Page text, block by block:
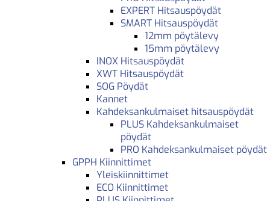
EXPERT Hitsauspöydät
SMART Hitsauspöydät
12mm pöytälevy
15mm pöytälevy
INOX Hitsauspöydät
XWT Hitsauspöydät
SOG Pöydät
Kannet
Kahdeksankulmaiset hitsauspöydät
PLUS Kahdeksankulmaiset
pöydät
PRO Kahdeksankulmaiset pöydät
GPPH Kiinnittimet
Yleiskiinnittimet
ECO Kiinnittimet